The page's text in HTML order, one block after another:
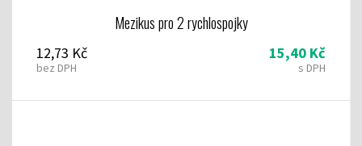
Mezikus pro 2 rychlospojky
12,73 Kč
bez DPH
15,40 Kč
s DPH